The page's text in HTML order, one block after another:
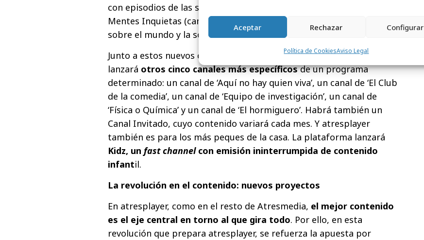
Aceptar Rechazar Configurar
Política de CookiesAviso Legal
con episodios de las sitcoms de mayor éxito de Atresmedia) y
Mentes Inquietas (canal con programas que permiten conocer más
sobre el mundo y la sociedad).
Junto a estos nuevos cinco canales
temáticos, atresplayer
lanzará otros cinco canales más específicosde un programa
determinado: un canal de ‘Aquí no hay quien viva’, un canal de ‘El Club
de la comedia’, un canal de ‘Equipo de investigación’, un canal de
‘Física o Química’ y un canal de ‘El hormiguero’. Habrá también un
Canal Invitado, cuyo contenido variará cada mes. Y atresplayer
también es para los más peques de la casa. La plataforma lanzará
Kidz, un fast channel con emisión ininterrumpida de contenido
infantil.
La revolución en el contenido: nuevos proyectos
En atresplayer, como en el resto de Atresmedia, el mejor contenido
es el eje central en torno al que gira todo. Por ello, en esta
revolución que prepara atresplayer, se refuerza la apuesta por